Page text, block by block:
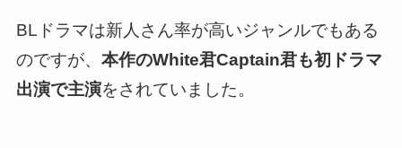
BLドラマは新人さん率が高いジャンルでもある
のですが、 本作のWhite君Captain君も初ドラマ
出演で主演をされていました。